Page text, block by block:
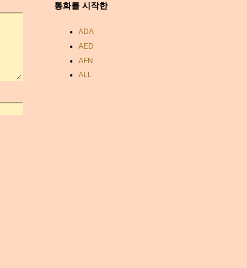
통화를 시작한
ADA
AED
AFN
ALL